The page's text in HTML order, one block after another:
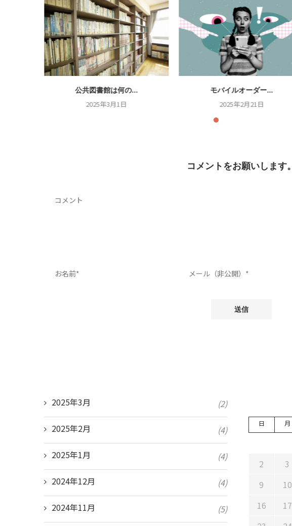
公共図書館は何の...
2025年3月1日
モバイルオーダー...
2025年2月21日
コメントをお願いします。
2025年3月 (2)
2025年2月 (4)
2025年1月 (4)
2024年12月 (4)
2024年11月 (5)
日 月
2
3
9
10
16
17